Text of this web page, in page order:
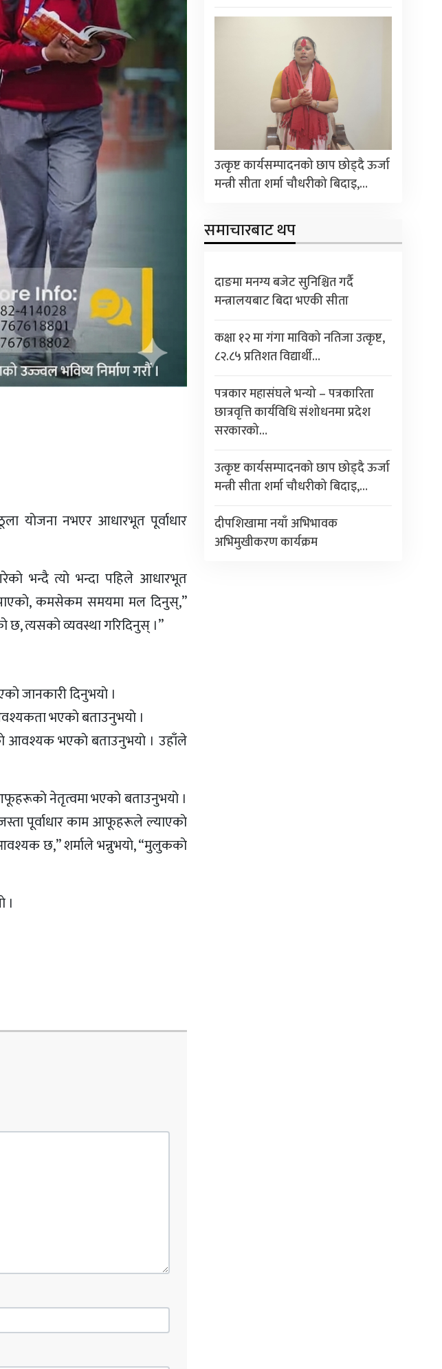
याेजना नभएर आधारभूत पूर्वाधार
भन्दै त्याे भन्दा पहिले आधारभूत
कमसेकम समयमा मल दिनुस्,”
छ, त्यसकाे व्यवस्था गरिदिनुस् ।”
जानकारी दिनुभयाे ।
भएकाे बताउनुभयाे ।
आवश्यक भएकाे बताउनुभयाे । उहाँले
आफूहरूकाे नेतृत्वमा भएकाे बताउनुभयाे ।
जस्ता पूर्वाधार काम आफूहरूले ल्याएकाे
छ,” शर्माले भन्नुभयाे, “मुलुककाे
।
उत्कृष्ट कार्यसम्पादनको छाप छोड्दै ऊर्जा
मन्त्री सीता शर्मा चौधरीको बिदाइ,…
समाचारबाट थप
दाङमा मनग्य बजेट सुनिश्चित गर्दै
मन्त्रालयबाट बिदा भएकी सीता
कक्षा १२ मा गंगा माविको नतिजा उत्कृष्ट,
८२.८५ प्रतिशत विद्यार्थी…
पत्रकार महासंघले भन्यो – पत्रकारिता
छात्रवृत्ति कार्यविधि संशोधनमा प्रदेश
सरकारको…
उत्कृष्ट कार्यसम्पादनको छाप छोड्दै ऊर्जा
मन्त्री सीता शर्मा चौधरीको बिदाइ,…
दीपशिखामा नयाँ अभिभावक
अभिमुखीकरण कार्यक्रम